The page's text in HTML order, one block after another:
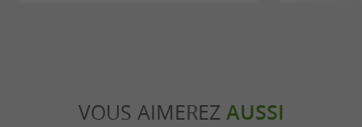
VOUS AIMEREZ AUSSI